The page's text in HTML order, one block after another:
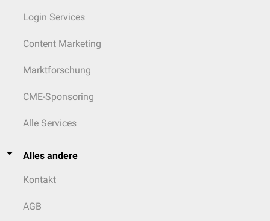
Login Services
Content Marketing
Marktforschung
CME-Sponsoring
Alle Services
Alles andere
Kontakt
AGB